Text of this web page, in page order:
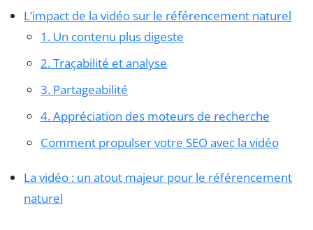
L’impact de la vidéo sur le référencement naturel
1. Un contenu plus digeste
2. Traçabilité et analyse
3. Partageabilité
4. Appréciation des moteurs de recherche
Comment propulser votre SEO avec la vidéo
La vidéo : un atout majeur pour le référencement
naturel